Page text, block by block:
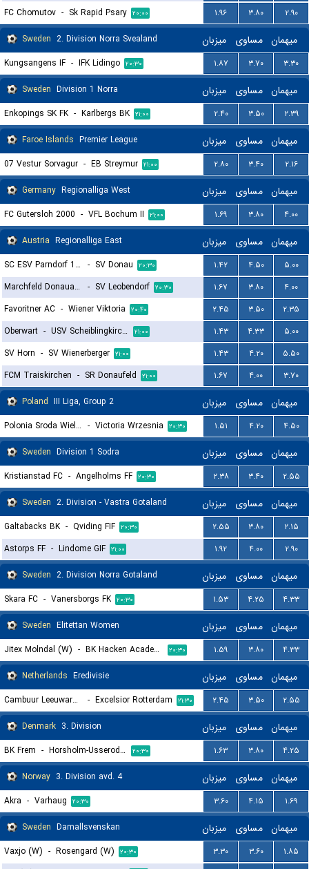
FC Chomutov - Sk Rapid Psary ۲۰:۰۰ ۱.۹۶ ۳.۸۰
۲.۹۰
Sweden 2. Division Norra Svealand میزبان مساوی میهمان
Kungsangens IF - IFK Lidingo ۲۰:۳۰ ۱.۸۷ ۳.۷۰
۳.۳۰
Sweden Division 1 Norra میزبان مساوی میهمان
Enkopings SK FK - Karlbergs BK ۲۱:۰۰ ۲.۴۰ ۳.۵۰
۲.۳۹
Faroe Islands Premier League میزبان مساوی میهمان
07 Vestur Sorvagur - EB Streymur ۲۱:۰۰ ۲.۸۰ ۳.۴۰
۲.۱۶
Germany Regionalliga West میزبان مساوی میهمان
FC Gutersloh 2000 - VFL Bochum II ۲۱:۰۰ ۱.۶۹ ۳.۸۰
۴.۰۰
Austria Regionalliga East میزبان مساوی میهمان
SC ESV Parndorf 1919 - SV Donau ۲۰:۳۰ ۱.۴۲ ۴.۵۰
۵.۰۰
Marchfeld Donauauen
- SV Leobendorf ۲۰:۳۰ ۱.۶۷ ۳.۸۰
۴.۰۰
Favoritner AC - Wiener Viktoria ۲۰:۴۰ ۲.۴۵ ۳.۵۰
۲.۳۵
Oberwart - USV Scheiblingkirchen ۲۱:۰۰ ۱.۴۳ ۴.۳۳
۵.۰۰
SV Horn - SV Wienerberger ۲۱:۰۰ ۱.۴۳ ۴.۲۰
۵.۵۰
FCM Traiskirchen - SR Donaufeld ۲۱:۰۰ ۱.۶۷ ۴.۰۰
۳.۷۰
Poland III Liga, Group 2 میزبان مساوی میهمان
Polonia Sroda Wielkopolska - Victoria Wrzesnia ۲۰:۳۰ ۱.۵۱ ۴.۲۰
۴.۵۰
Sweden Division 1 Sodra میزبان مساوی میهمان
Kristianstad FC - Angelholms FF ۲۰:۳۰ ۲.۳۸ ۳.۴۰
۲.۵۵
Sweden 2. Division - Vastra Gotaland میزبان مساوی میهمان
Galtabacks BK - Qviding FIF ۲۰:۳۰ ۲.۵۵ ۳.۸۰
۲.۱۵
Astorps FF - Lindome GIF ۲۱:۰۰ ۱.۹۲ ۴.۰۰
۲.۹۰
Sweden 2. Division Norra Gotaland میزبان مساوی میهمان
Skara FC - Vanersborgs FK ۲۰:۳۰ ۱.۵۳ ۴.۲۵
۴.۳۳
Sweden Elitettan Women میزبان مساوی میهمان
Jitex Molndal (W) - BK Hacken Academy (W) ۲۰:۳۰ ۱.۵۹ ۳.۸۰
۴.۳۳
Netherlands Eredivisie میزبان مساوی میهمان
Cambuur Leeuwarden - Excelsior Rotterdam ۲۱:۳۰ ۲.۴۵ ۳.۵۰
۲.۵۵
Denmark 3. Division میزبان مساوی میهمان
BK Frem - Horsholm-Usserod IK ۲۰:۳۰ ۱.۶۳ ۳.۸۰
۴.۲۵
Norway 3. Division avd. 4 میزبان مساوی میهمان
Akra - Varhaug ۲۰:۳۰ ۳.۶۰ ۴.۱۵
۱.۶۹
Sweden Damallsvenskan میزبان مساوی میهمان
Vaxjo (W) - Rosengard (W) ۲۰:۳۰ ۳.۳۰ ۳.۶۰
۱.۸۵